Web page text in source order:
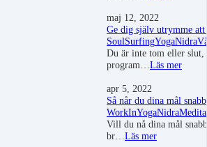
maj 12, 2022
Ge dig själv utrymme att
SoulSurfingYogaNidra
Du är inte tom eller slut,
program… Läs mer
apr 5, 2022
Så når du dina mål
WorkInYogaNidra
Vill du nå dina mål
br… Läs mer